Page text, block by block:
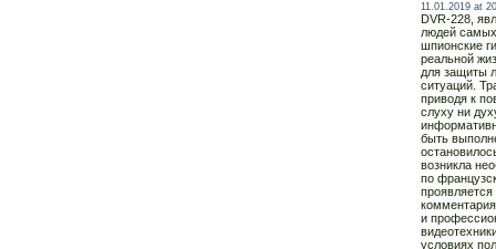
11.01.2019 at
DVR-228,
людей
шпионские
реальной
для защиты
ситуаций.
приводя к
слуху ни
быть
возникла
по
и
условиях